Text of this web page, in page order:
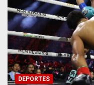
DEPORTES